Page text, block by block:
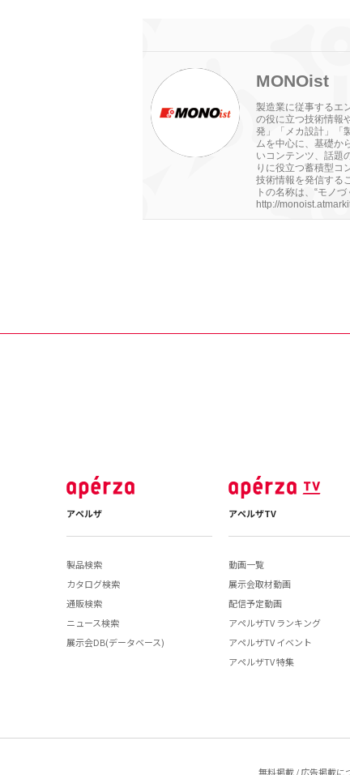
MONOist
製造業に従事するエ
の役に立つ技術情報
発」「メカ設計」「
ムを中心に、基礎か
いコンテンツ、話題
りに役立つ蓄積型コ
技術情報を発信する
トの名称は、“モノ
http://
アペルザ
製品検索
カタログ検索
通販検索
ニュース検索
展示会DB(データベース)
アペルザTV
動画一覧
展示会取材動画
配信予定動画
アペルザTV ランキング
アペルザTV イベント
アペルザTV 特集
無料掲載 / 広告掲載に